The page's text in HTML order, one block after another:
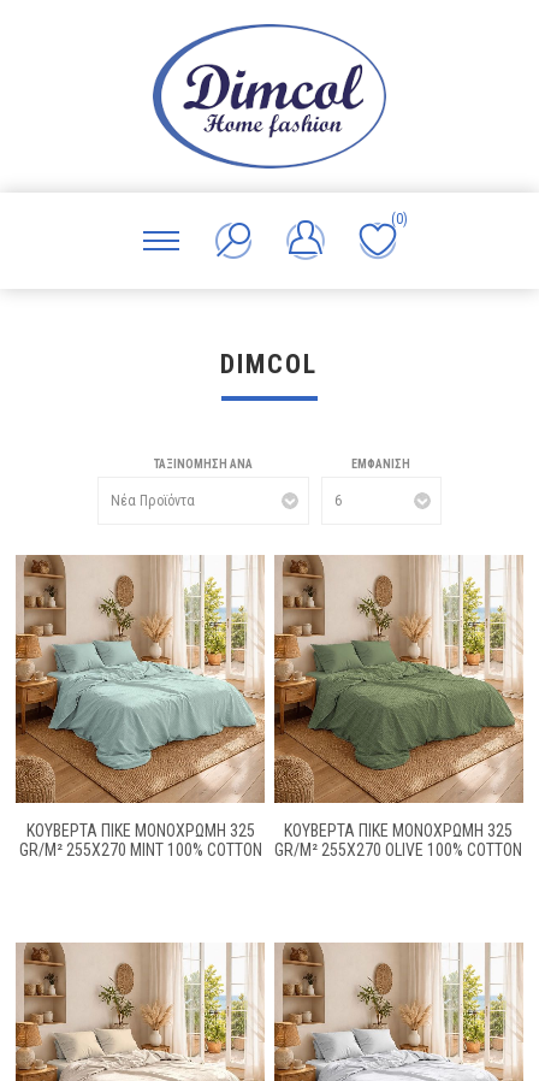
(0)
DIMCOL
ΤΑΞΙΝΌΜΗΣΗ ΑΝΆ ΕΜΦΆΝΙΣΗ
ΚΟΥΒΈΡΤΑ ΠΙΚΈ ΜΟΝΌΧΡΩΜΗ 325
GR/M² 255X270 MINT 100% COTTON
ΚΟΥΒΈΡΤΑ ΠΙΚΈ ΜΟΝΌΧΡΩΜΗ 325
GR/M² 255X270 OLIVE 100% COTTON